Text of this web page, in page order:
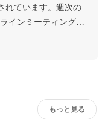
れています。週次の
インミーティングも
もっと見る